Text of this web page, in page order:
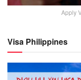
Apply
Visa Philippines